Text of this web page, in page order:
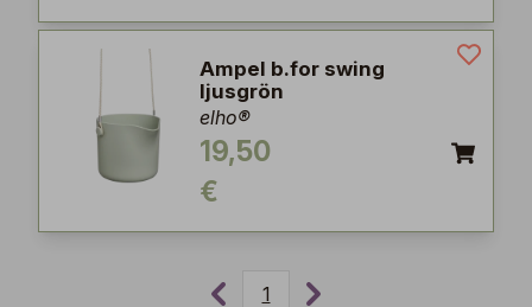
Ampel b.for swing
ljusgrön
elho®
19,50
€
1